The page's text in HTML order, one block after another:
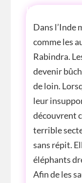
HISTOIRE
Dans l’Inde
comme les
Rabindra.
devenir
de loin.
leur
découvrent
terrible
sans répit.
éléphants
Afin de les